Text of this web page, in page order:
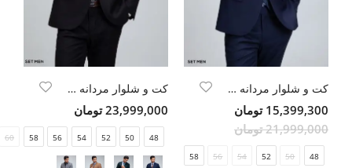
کت و شلوار مردانه سه تکه ژیله دورو
15,399,300 تومان
21,999,000 تومان
48
50
52
54
56
58
کت و شلوار مردانه سه تکه یقه بلیزر دو دکمه دو چاک
23,999,000 تومان
48
50
52
54
56
58
60